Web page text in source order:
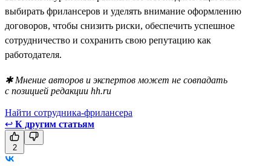
выбирать фрилансеров и уделять внимание оформлению
договоров, чтобы снизить риски, обеспечить успешное
сотрудничество и сохранить свою репутацию как
работодателя.
✱ Мнение авторов и экспертов может не совпадать
с позицией редакции hh.ru
Найти сотрудника-фрилансера
↩ К другим статьям
2